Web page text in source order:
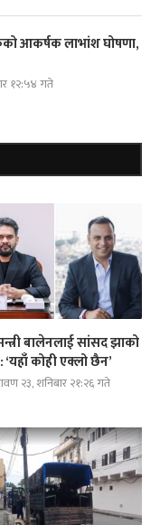
आकर्षक लाभांश घोषणा,
१२:५४ गते
बालेनलाई सांसद झाको
कोही एक्लो छैन’
२३, शनिबार २१:२६ गते